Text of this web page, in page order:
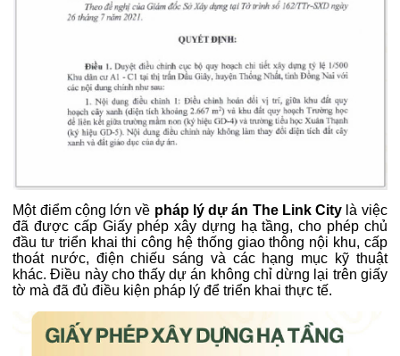
Một điểm cộng lớn về pháp lý dự án The Link City là việc
đã được cấp Giấy phép xây dựng hạ tầng, cho phép chủ
đầu tư triển khai thi công hệ thống giao thông nội khu, cấp
thoát nước, điện chiếu sáng và các hạng mục kỹ thuật
khác. Điều này cho thấy dự án không chỉ dừng lại trên giấy
tờ mà đã đủ điều kiện pháp lý để triển khai thực tế.